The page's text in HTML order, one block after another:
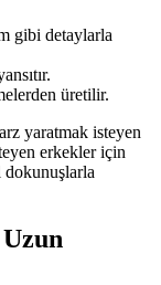
gibi detaylarla
üretilir.
yaratmak isteyen
erkekler için
dokunuşlarla